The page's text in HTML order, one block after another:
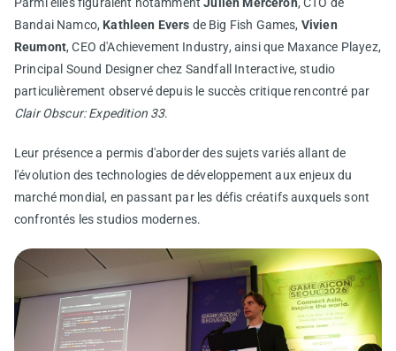
Bandai Namco, Kathleen Evers de Big Fish Games, Vivien
Reumont, CEO d'Achievement Industry, ainsi que Maxance Playez,
Principal Sound Designer chez Sandfall Interactive, studio
particulièrement observé depuis le succès critique rencontré par
Clair Obscur: Expedition 33.
Leur présence a permis d'aborder des sujets variés allant de
l'évolution des technologies de développement aux enjeux du
marché mondial, en passant par les défis créatifs auxquels sont
confrontés les studios modernes.